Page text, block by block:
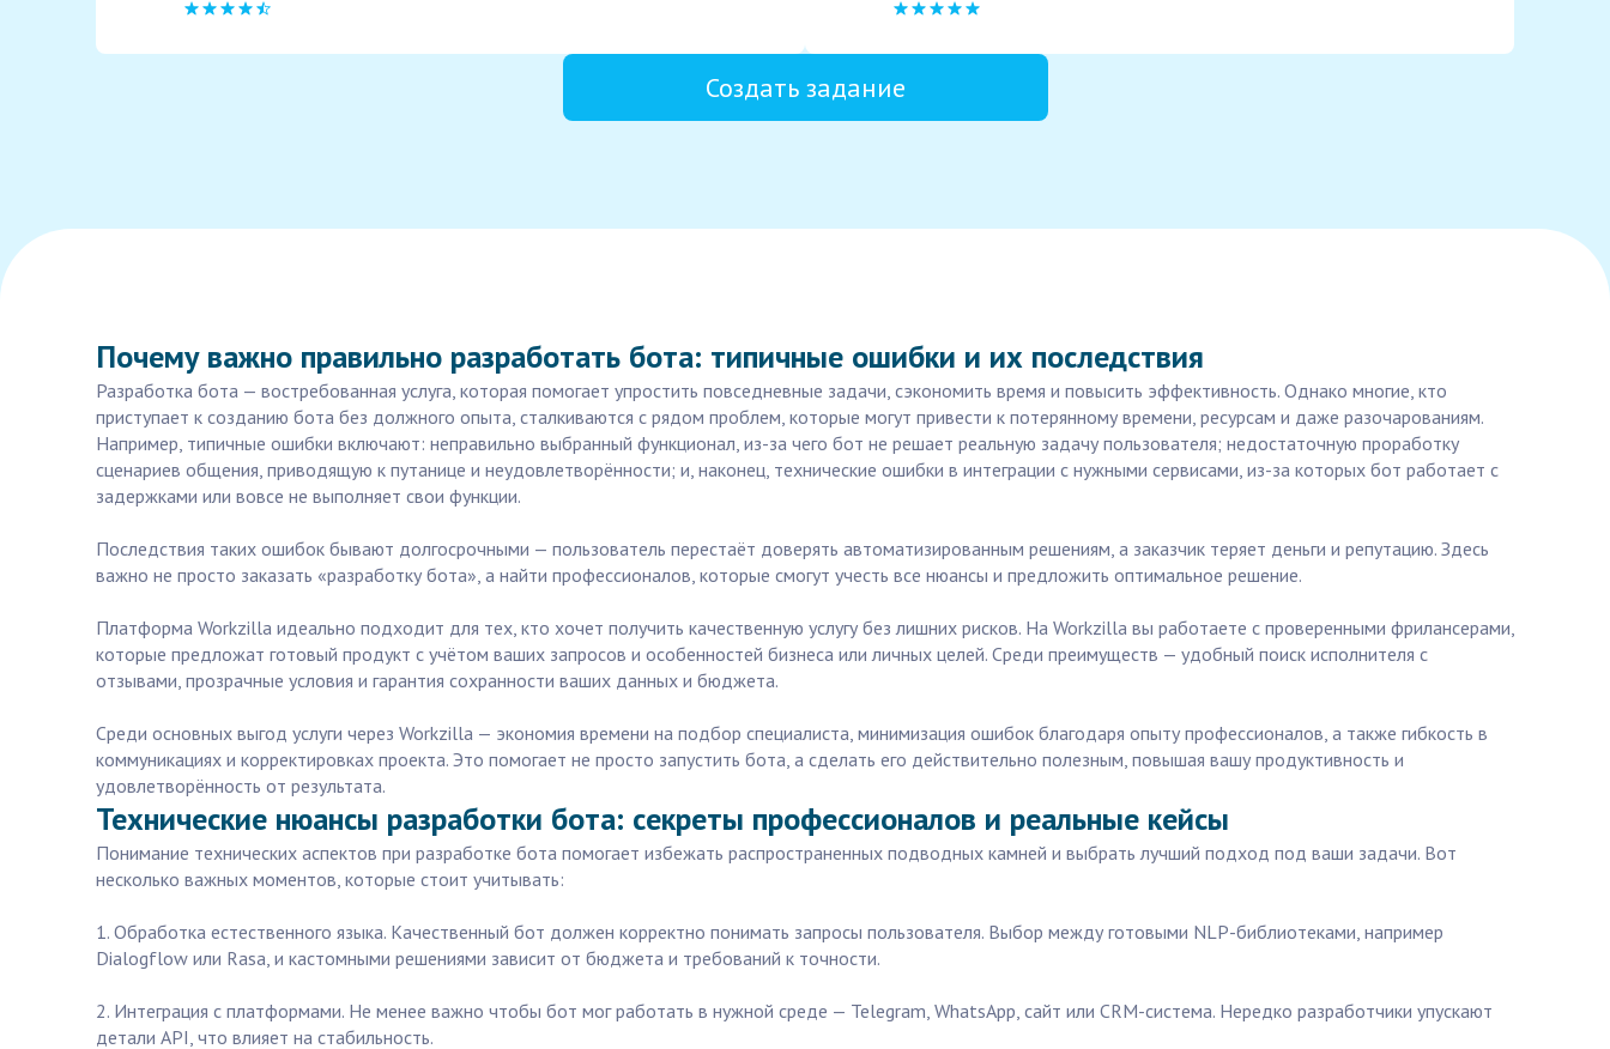
Создать задание
Почему важно правильно разработать бота: типичные ошибки и их последствия
Разработка бота — востребованная услуга, которая помогает упростить повседневные задачи, сэкономить время и повысить эффективность. Однако многие, кто
приступает к созданию бота без должного опыта, сталкиваются с рядом проблем, которые могут привести к потерянному времени, ресурсам и даже разочарованиям.
Например, типичные ошибки включают: неправильно выбранный функционал, из-за чего бот не решает реальную задачу пользователя; недостаточную проработку
сценариев общения, приводящую к путанице и неудовлетворённости; и, наконец, технические ошибки в интеграции с нужными сервисами, из-за которых бот работает с
задержками или вовсе не выполняет свои функции.
Последствия таких ошибок бывают долгосрочными — пользователь перестаёт доверять автоматизированным решениям, а заказчик теряет деньги и репутацию. Здесь
важно не просто заказать «разработку бота», а найти профессионалов, которые смогут учесть все нюансы и предложить оптимальное решение.
Платформа Workzilla идеально подходит для тех, кто хочет получить качественную услугу без лишних рисков. На Workzilla вы работаете с проверенными фрилансерами,
которые предложат готовый продукт с учётом ваших запросов и особенностей бизнеса или личных целей. Среди преимуществ — удобный поиск исполнителя с
отзывами, прозрачные условия и гарантия сохранности ваших данных и бюджета.
Среди основных выгод услуги через Workzilla — экономия времени на подбор специалиста, минимизация ошибок благодаря опыту профессионалов, а также гибкость в
коммуникациях и корректировках проекта. Это помогает не просто запустить бота, а сделать его действительно полезным, повышая вашу продуктивность и
удовлетворённость от результата.
Технические нюансы разработки бота: секреты профессионалов и реальные кейсы
Понимание технических аспектов при разработке бота помогает избежать распространенных подводных камней и выбрать лучший подход под ваши задачи. Вот
несколько важных моментов, которые стоит учитывать:
1. Обработка естественного языка. Качественный бот должен корректно понимать запросы пользователя. Выбор между готовыми NLP-библиотеками, например
Dialogflow или Rasa, и кастомными решениями зависит от бюджета и требований к точности.
2. Интеграция с платформами. Не менее важно чтобы бот мог работать в нужной среде — Telegram, WhatsApp, сайт или CRM-система. Нередко разработчики упускают
детали API, что влияет на стабильность.